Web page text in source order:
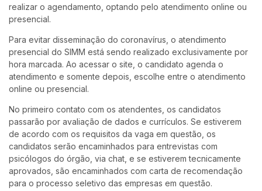
realizar o agendamento, optando pelo atendimento online ou
presencial.
Para evitar disseminação do coronavírus, o atendimento
presencial do SIMM está sendo realizado exclusivamente por
hora marcada. Ao acessar o site, o candidato agenda o
atendimento e somente depois, escolhe entre o atendimento
online ou presencial.
No primeiro contato com os atendentes, os candidatos
passarão por avaliação de dados e currículos. Se estiverem
de acordo com os requisitos da vaga em questão, os
candidatos serão encaminhados para entrevistas com
psicólogos do órgão, via chat, e se estiverem tecnicamente
aprovados, são encaminhados com carta de recomendação
para o processo seletivo das empresas em questão.